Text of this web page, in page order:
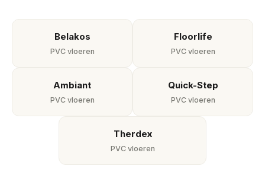
Belakos
PVC vloeren
Floorlife
PVC vloeren
Ambiant
PVC vloeren
Quick-Step
PVC vloeren
Therdex
PVC vloeren